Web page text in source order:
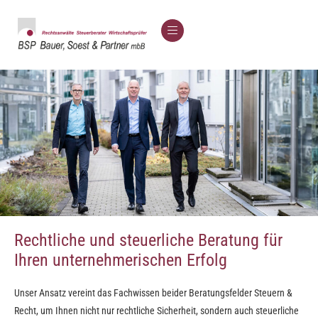
Rechtliche und steuerliche Beratung für
Ihren unternehmerischen Erfolg
Unser Ansatz vereint das Fachwissen beider Beratungsfelder Steuern &
Recht, um Ihnen nicht nur rechtliche Sicherheit, sondern auch steuerliche